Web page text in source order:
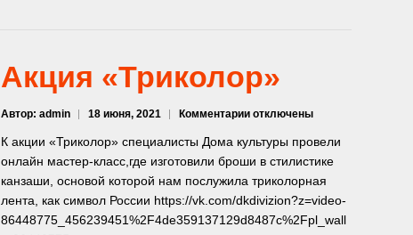
Акция «Триколор»
Автор: admin 18 июня, 2021 Комментариик
Акция
«Триколор»
отключены
К акции «Триколор» специалисты Дома культуры провели
онлайн мастер-класс,где изготовили броши в стилистике
канзаши, основой которой нам послужила триколорная
лента, как символ России https://vk.com/dkdivizion?z=video-
86448775_456239451%2F4de359137129d8487c%2Fpl_wall